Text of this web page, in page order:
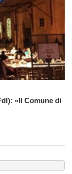
«Il Comune di